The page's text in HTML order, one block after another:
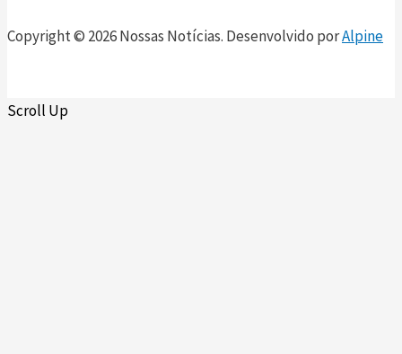
Copyright © 2026 Nossas Notícias. Desenvolvido porAlpine
Scroll Up